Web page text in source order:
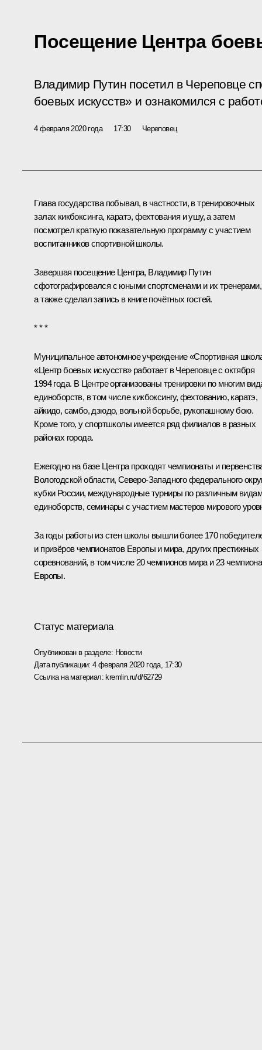
Посещение Центра
Владимир Путин посетил в Череповце
боевых искусств» и ознакомился с
4 февраля 2020 года 17:30 Череповец
Глава государства побывал, в частности, в тренировочных
залах кикбоксинга, каратэ, фехтования и ушу, а затем
посмотрел краткую показательную программу с участием
воспитанников спортивной школы.
Завершая посещение Центра, Владимир Путин
сфотографировался с юными спортсменами и их тренерами,
а также сделал запись в книге почётных гостей.
* * *
Муниципальное автономное учреждение «Спортивная
«Центр боевых искусств» работает в Череповце с октября
1994 года. В Центре организованы тренировки по многим
единоборств, в том числе кикбоксингу, фехтованию, каратэ,
айкидо, самбо, дзюдо, вольной борьбе, рукопашному бою.
Кроме того, у спортшколы имеется ряд филиалов в разных
районах города.
Ежегодно на базе Центра проходят чемпионаты и
Вологодской области, Северо-Западного федерального
кубки России, международные турниры по различным видам
единоборств, семинары с участием мастеров мирового
За годы работы из стен школы вышли более 170
и призёров чемпионатов Европы и мира, других престижных
соревнований, в том числе 20 чемпионов мира и 23 чемпиона
Европы.
Статус материала
Опубликован в разделе: Новости
Дата публикации:4 февраля 2020 года, 17:30
Ссылка на материал: kremlin.ru/d/62729